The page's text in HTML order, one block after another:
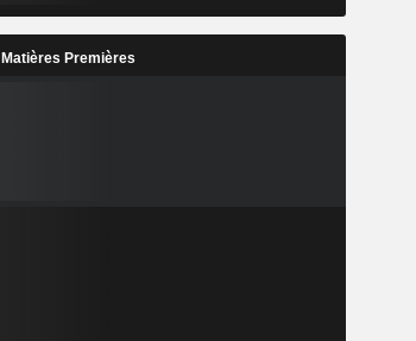
Matières Premières